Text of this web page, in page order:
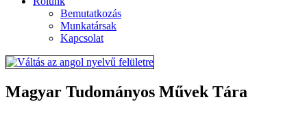
Bemutatkozás
Munkatársak
Kapcsolat
Magyar Tudományos Művek Tára